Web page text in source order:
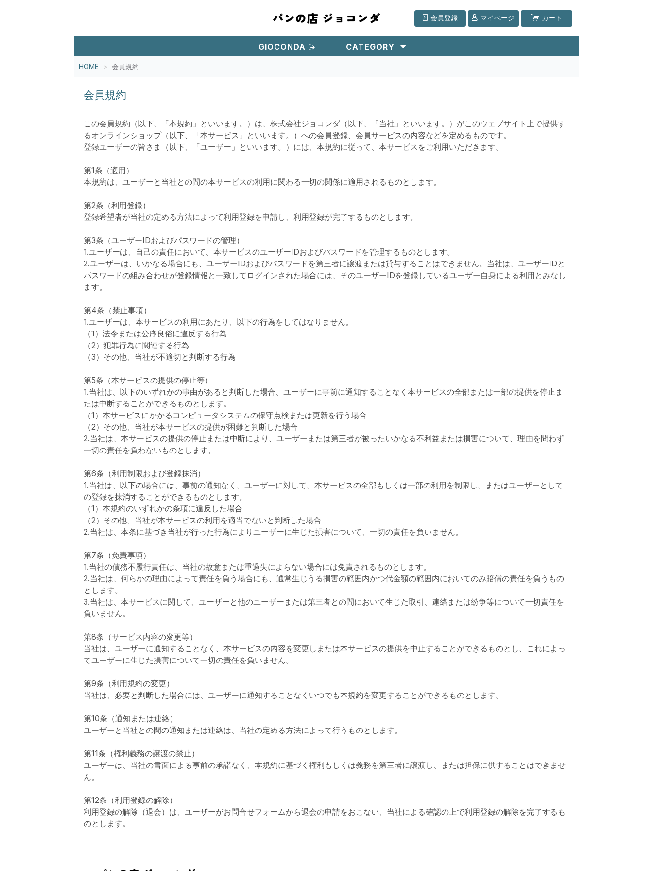
会員登録 マイページ カート
GIOCONDA CATEGORY
HOME 会員規約
会員規約
この会員規約（以下、「本規約」といいます。）は、株式会社ジョコンダ（以下、「当社」といいます。）がこのウェブサイト上で提供す
るオンラインショップ（以下、「本サービス」といいます。）への会員登録、会員サービスの内容などを定めるものです。
登録ユーザーの皆さま（以下、「ユーザー」といいます。）には、本規約に従って、本サービスをご利用いただきます。
第1条（適用）
本規約は、ユーザーと当社との間の本サービスの利用に関わる一切の関係に適用されるものとします。
第2条（利用登録）
登録希望者が当社の定める方法によって利用登録を申請し、利用登録が完了するものとします。
第3条（ユーザーIDおよびパスワードの管理）
1.ユーザーは、自己の責任において、本サービスのユーザーIDおよびパスワードを管理するものとします。
2.ユーザーは、いかなる場合にも、ユーザーIDおよびパスワードを第三者に譲渡または貸与することはできません。当社は、ユーザーIDと
パスワードの組み合わせが登録情報と一致してログインされた場合には、そのユーザーIDを登録しているユーザー自身による利用とみなし
ます。
第4条（禁止事項）
1.ユーザーは、本サービスの利用にあたり、以下の行為をしてはなりません。
（1）法令または公序良俗に違反する行為
（2）犯罪行為に関連する行為
（3）その他、当社が不適切と判断する行為
第5条（本サービスの提供の停止等）
1.当社は、以下のいずれかの事由があると判断した場合、ユーザーに事前に通知することなく本サービスの全部または一部の提供を停止ま
たは中断することができるものとします。
（1）本サービスにかかるコンピュータシステムの保守点検または更新を行う場合
（2）その他、当社が本サービスの提供が困難と判断した場合
2.当社は、本サービスの提供の停止または中断により、ユーザーまたは第三者が被ったいかなる不利益または損害について、理由を問わず
一切の責任を負わないものとします。
第6条（利用制限および登録抹消）
1.当社は、以下の場合には、事前の通知なく、ユーザーに対して、本サービスの全部もしくは一部の利用を制限し、またはユーザーとして
の登録を抹消することができるものとします。
（1）本規約のいずれかの条項に違反した場合
（2）その他、当社が本サービスの利用を適当でないと判断した場合
2.当社は、本条に基づき当社が行った行為によりユーザーに生じた損害について、一切の責任を負いません。
第7条（免責事項）
1.当社の債務不履行責任は、当社の故意または重過失によらない場合には免責されるものとします。
2.当社は、何らかの理由によって責任を負う場合にも、通常生じうる損害の範囲内かつ代金額の範囲内においてのみ賠償の責任を負うもの
とします。
3.当社は、本サービスに関して、ユーザーと他のユーザーまたは第三者との間において生じた取引、連絡または紛争等について一切責任を
負いません。
第8条（サービス内容の変更等）
当社は、ユーザーに通知することなく、本サービスの内容を変更しまたは本サービスの提供を中止することができるものとし、これによっ
てユーザーに生じた損害について一切の責任を負いません。
第9条（利用規約の変更）
当社は、必要と判断した場合には、ユーザーに通知することなくいつでも本規約を変更することができるものとします。
第10条（通知または連絡）
ユーザーと当社との間の通知または連絡は、当社の定める方法によって行うものとします。
第11条（権利義務の譲渡の禁止）
ユーザーは、当社の書面による事前の承諾なく、本規約に基づく権利もしくは義務を第三者に譲渡し、または担保に供することはできませ
ん。
第12条（利用登録の解除）
利用登録の解除（退会）は、ユーザーがお問合せフォームから退会の申請をおこない、当社による確認の上で利用登録の解除を完了するも
のとします。